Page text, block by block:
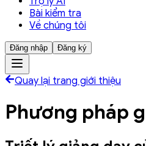
Bài kiểm tra
Về chúng tôi
Đăng nhập Đăng ký
Quay lại trang giới thiệu
Phương pháp